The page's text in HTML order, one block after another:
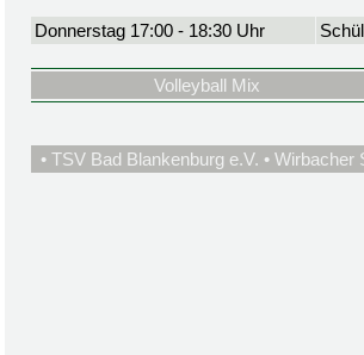
Donnerstag 17:00 - 18:30 Uhr
Volleyball Mix
• TSV Bad Blankenburg e.V. •